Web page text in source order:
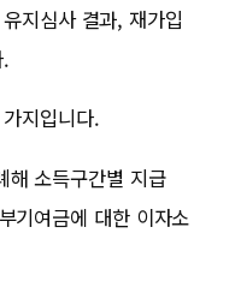
지심사 결과, 재가입
지입니다.
해 소득구간별 지급
기여금에 대한 이자소